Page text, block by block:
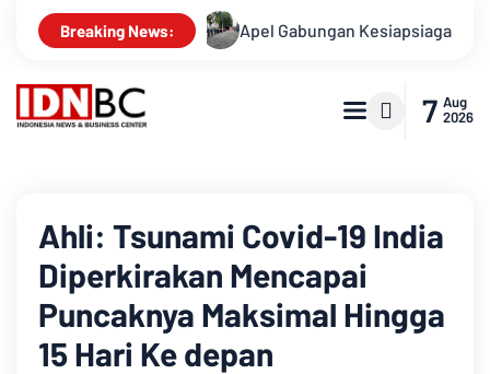
Breaking News:
Ini Kasusnya Apel Gabungan Kesiapsiagaan Untuk
7 Aug
2026
Ahli: Tsunami Covid-19 India
Diperkirakan Mencapai
Puncaknya Maksimal Hingga
15 Hari Ke depan